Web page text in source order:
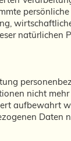
natürlichen
nicht
aufbewahrt